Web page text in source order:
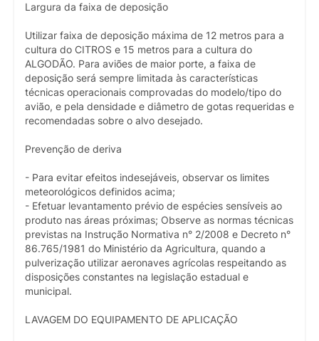
Largura da faixa de deposição
Utilizar faixa de deposição máxima de 12 metros para a
cultura do CITROS e 15 metros para a cultura do
ALGODÃO. Para aviões de maior porte, a faixa de
deposição será sempre limitada às características
técnicas operacionais comprovadas do modelo/tipo do
avião, e pela densidade e diâmetro de gotas requeridas e
recomendadas sobre o alvo desejado.
Prevenção de deriva
- Para evitar efeitos indesejáveis, observar os limites
meteorológicos definidos acima;
- Efetuar levantamento prévio de espécies sensíveis ao
produto nas áreas próximas; Observe as normas técnicas
previstas na Instrução Normativa n° 2/2008 e Decreto n°
86.765/1981 do Ministério da Agricultura, quando a
pulverização utilizar aeronaves agrícolas respeitando as
disposições constantes na legislação estadual e
municipal.
LAVAGEM DO EQUIPAMENTO DE APLICAÇÃO